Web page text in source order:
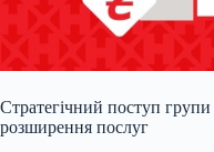
Стратегічний поступ групи
розширення послуг